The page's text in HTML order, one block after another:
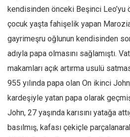
kendisinden önceki Beşinci Leo’yu
çocuk yaşta fahişelik yapan
gayrimeşru oğlunun kendisinden
adıyla papa olmasını sağlamıştı.
makamları açık artırma usulü
955 yılında papa olan On ikinci
kardeşiyle yatan papa olarak
John, 27 yaşında karısını yatağa
basılmış, kafası çekiçle